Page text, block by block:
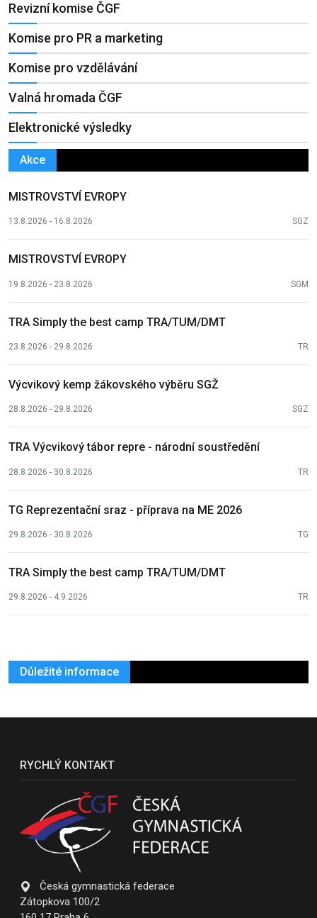
Revizní komise ČGF
Komise pro PR a marketing
Komise pro vzdělávání
Valná hromada ČGF
Elektronické výsledky
Akce
MISTROVSTVÍ EVROPY
13.8.2026 - 16.8.2026 SGZ
MISTROVSTVÍ EVROPY
19.8.2026 - 23.8.2026 SGM
TRA Simply the best camp TRA/TUM/DMT
23.8.2026 - 29.8.2026 TR
Výcvikový kemp žákovského výběru SGŽ
28.8.2026 - 29.8.2026 SGZ
TRA Výcvikový tábor repre - národní soustředění
28.8.2026 - 30.8.2026 TR
TG Reprezentační sraz - příprava na ME 2026
29.8.2026 - 30.8.2026 TG
TRA Simply the best camp TRA/TUM/DMT
29.8.2026 - 4.9.2026 TR
Důležité informace
RYCHLÝ KONTAKT
Česká gymnastická federace
Zátopkova 100/2